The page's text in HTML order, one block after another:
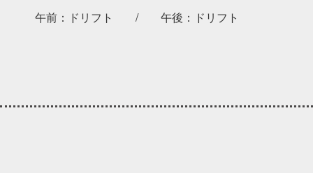
午前：ドリフト / 午後：ドリフト